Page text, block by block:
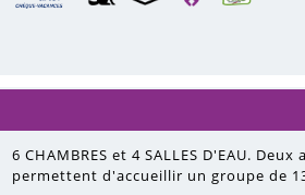
6 CHAMBRES et 4 SALLES D'EAU.
permettent d'accueillir un groupe de